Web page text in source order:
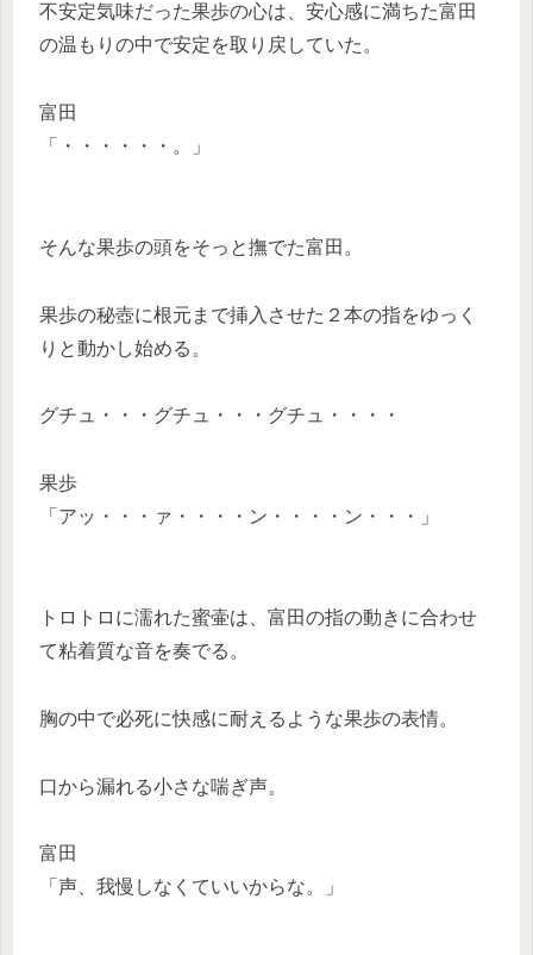
不安定気味だった果歩の心は、安心感に満ちた富田
の温もりの中で安定を取り戻していた。
富田
「・・・・・・。」
そんな果歩の頭をそっと撫でた富田。
果歩の秘壺に根元まで挿入させた２本の指をゆっく
りと動かし始める。
グチュ・・・グチュ・・・グチュ・・・・
果歩
「アッ・・・ァ・・・・ン・・・・ン・・・」
トロトロに濡れた蜜壷は、富田の指の動きに合わせ
て粘着質な音を奏でる。
胸の中で必死に快感に耐えるような果歩の表情。
口から漏れる小さな喘ぎ声。
富田
「声、我慢しなくていいからな。」